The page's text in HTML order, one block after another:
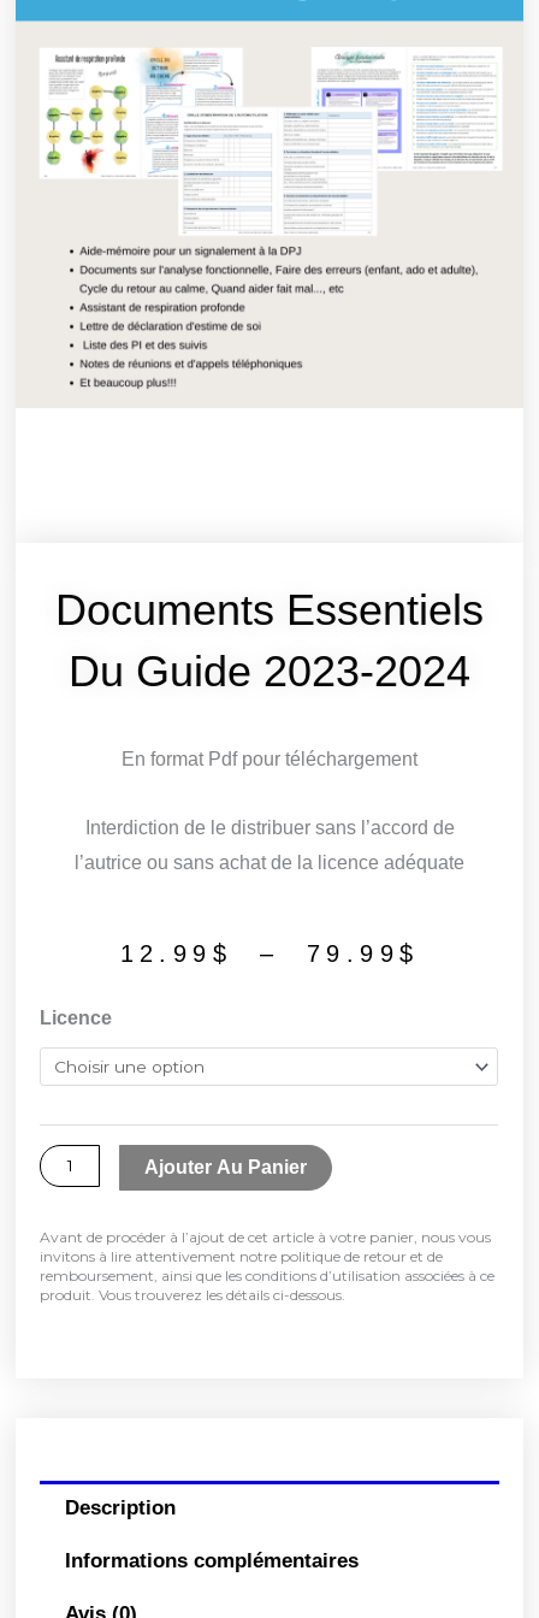
Documents Essentiels
Du Guide 2023-2024
En format Pdf pour téléchargement
Interdiction de le distribuer sans l’accord de
l’autrice ou sans achat de la licence adéquate
12.99 $ – 79.99 $
prix :
12.99$
à
Licence
quantité
de
Documents
essentiels
du
Guide
2024
Ajouter Au Panier
Avant de procéder à l’ajout de cet article à votre panier, nous vous
invitons à lire attentivement notre politique de retour et de
remboursement, ainsi que les conditions d’utilisation associées à ce
produit. Vous trouverez les détails ci-dessous.
Description
Informations complémentaires